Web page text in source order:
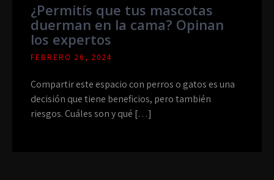
¿Permitís que tus mascotas
duerman en la cama? Opinan
los expertos
FEBRERO 26, 2024
Compartir este espacio con perros o gatos es una
decisión que tiene beneficios, pero también
riesgos. Cuáles son y qué […]